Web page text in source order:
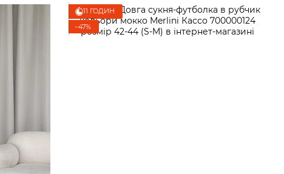
11 ГОДИН
−47%